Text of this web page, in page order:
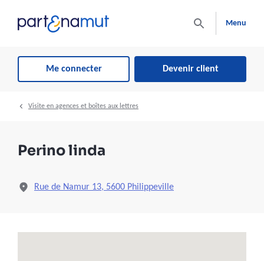
Menu
Me connecter Devenir client
Visite en agences et boîtes aux lettres
Perino linda
Rue de Namur 13, 5600 Philippeville